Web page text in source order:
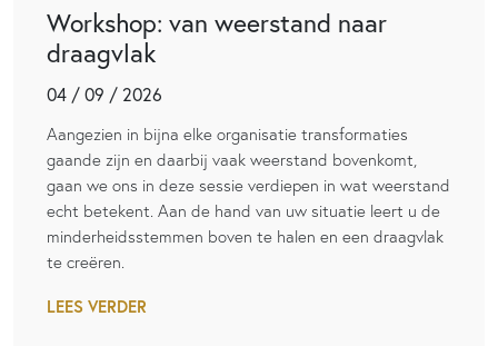
Workshop: van weerstand naar
draagvlak
04 / 09 / 2026
Aangezien in bijna elke organisatie transformaties
gaande zijn en daarbij vaak weerstand bovenkomt,
gaan we ons in deze sessie verdiepen in wat weerstand
echt betekent. Aan de hand van uw situatie leert u de
minderheidsstemmen boven te halen en een draagvlak
te creëren.
LEES VERDER